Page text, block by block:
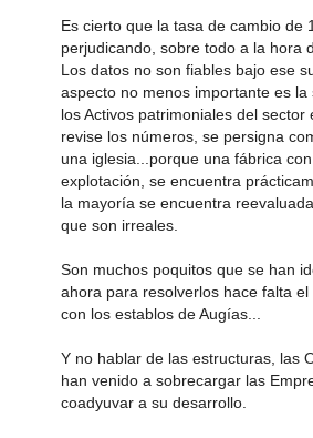
Es cierto que la tasa de cambio de
perjudicando, sobre todo a la hora
Los datos no son fiables bajo ese
aspecto no menos importante es
los Activos patrimoniales del sector
revise los números, se persigna
una iglesia...porque una fábrica
explotación, se encuentra
la mayoría se encuentra
que son irreales.
Son muchos poquitos que se han
ahora para resolverlos hace falta
con los establos de Augías...
Y no hablar de las estructuras, las
han venido a sobrecargar las
coadyuvar a su desarrollo.